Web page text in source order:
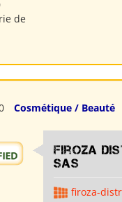
de
Cosmétique / Beauté
Firoza
SAS
firoza-